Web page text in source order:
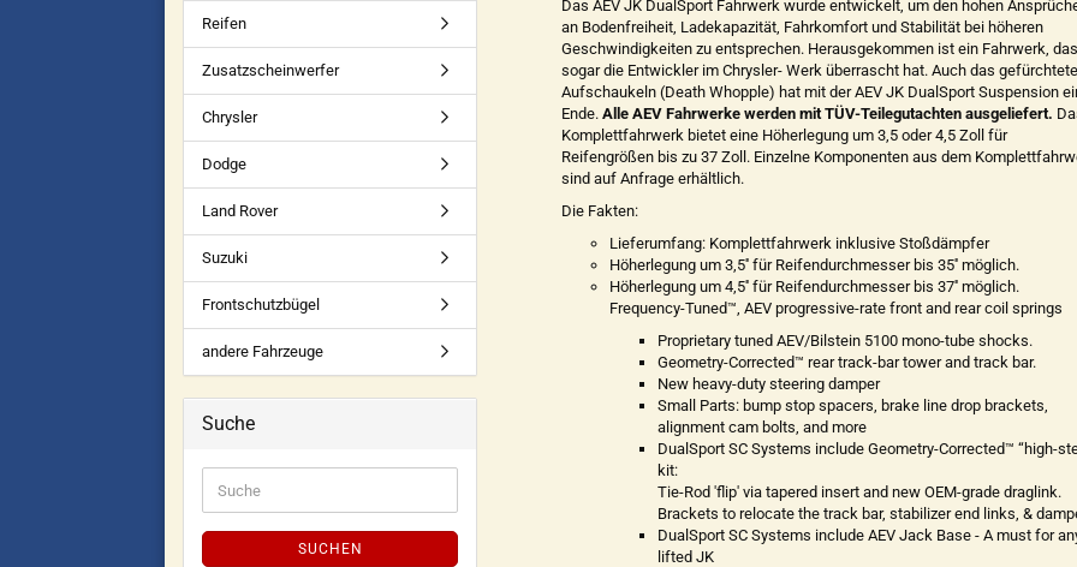
Das AEV JK DualSport Fahrwerk wurde entwickelt, um den hohen
an Bodenfreiheit, Ladekapazität, Fahrkomfort und Stabilität bei höheren
Geschwindigkeiten zu entsprechen. Herausgekommen ist ein Fahrwerk, das
sogar die Entwickler im Chrysler- Werk überrascht hat. Auch das gefürchtete
Aufschaukeln (Death Whopple) hat mit der AEV JK DualSport Suspension
Ende. Alle AEV Fahrwerke werden mit TÜV-Teilegutachten ausgeliefert.
Komplettfahrwerk bietet eine Höherlegung um 3,5 oder 4,5 Zoll für
Reifengrößen bis zu 37 Zoll. Einzelne Komponenten aus dem
sind auf Anfrage erhältlich.
Die Fakten:
Lieferumfang: Komplettfahrwerk inklusive Stoßdämpfer
Höherlegung um 3,5'' für Reifendurchmesser bis 35'' möglich.
Höherlegung um 4,5'' für Reifendurchmesser bis 37'' möglich.
Frequency-Tuned™, AEV progressive-rate front and rear coil springs
Proprietary tuned AEV/Bilstein 5100 mono-tube shocks.
Geometry-Corrected™ rear track-bar tower and track bar.
New heavy-duty steering damper
Small Parts: bump stop spacers, brake line drop brackets,
alignment cam bolts, and more
DualSport SC Systems include Geometry-Corrected™ “high-
kit:
Tie-Rod 'flip' via tapered insert and new OEM-grade draglink.
Brackets to relocate the track bar, stabilizer end links, &
DualSport SC Systems include AEV Jack Base - A must for
lifted JK
Reifen
Zusatzscheinwerfer
Chrysler
Dodge
Land Rover
Suzuki
Frontschutzbügel
andere Fahrzeuge
Suche
SUCHEN